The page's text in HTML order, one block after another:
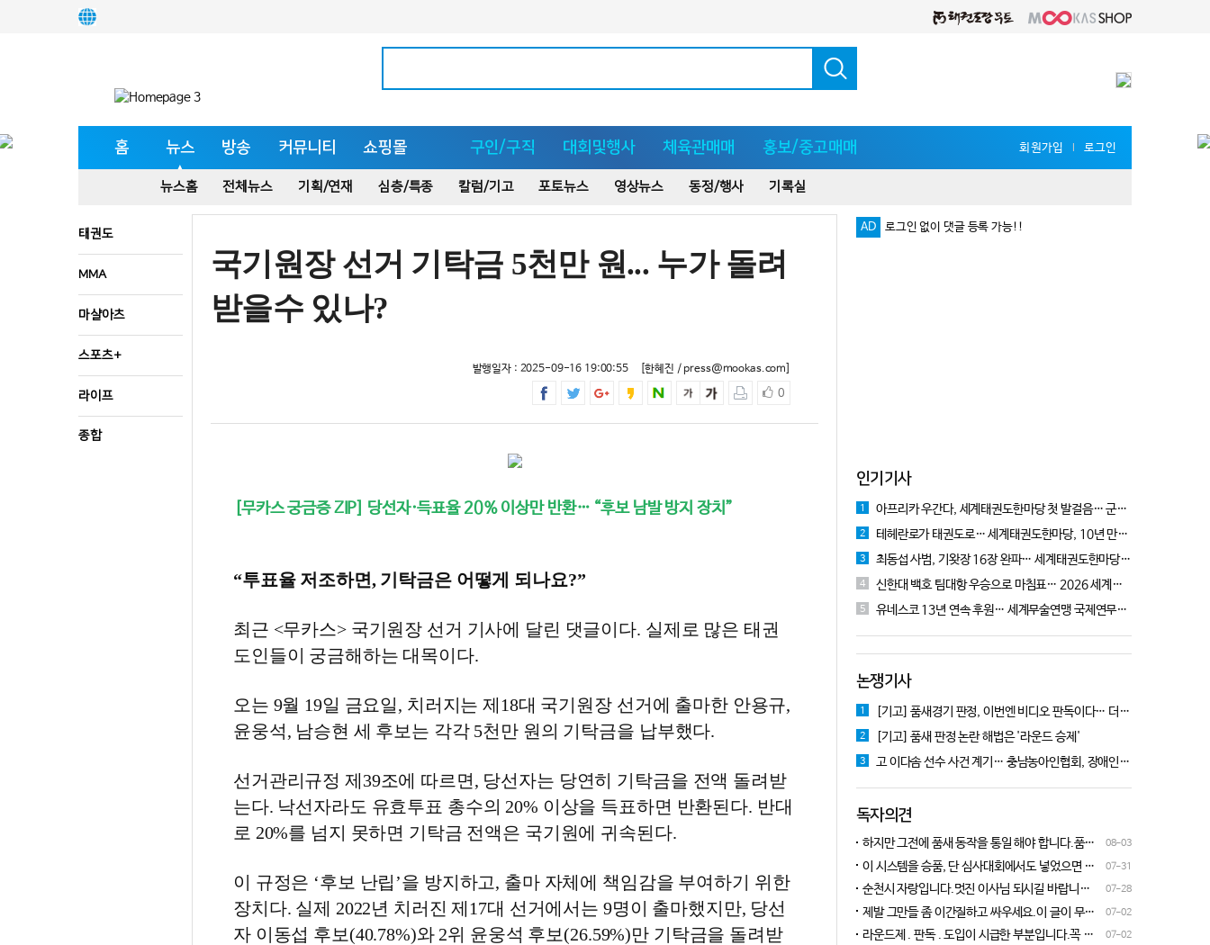
홈 뉴스 방송 커뮤니티 쇼핑몰 구인/구직 대회및행사 체육관매매 홍보/중고매매 회원가입 l 로그인
뉴스홈 전체뉴스 기획/연재 심층/특종 칼럼/기고 포토뉴스 영상뉴스 동정/행사 기록실
태권도
MMA
마샬아츠
스포츠+
라이프
종합
국기원장 선거 기탁금 5천만 원... 누가 돌려
받을수 있나?
발행일자 : 2025-09-16 19:00:55 [한혜진 / press@mookas.com]
0
[무카스 궁금증 ZIP] 당선자·득표율 20% 이상만 반환… “후보 남발 방지 장치”
“투표율 저조하면, 기탁금은 어떻게 되나요?”
최근 <무카스> 국기원장 선거 기사에 달린 댓글이다. 실제로 많은 태권
도인들이 궁금해하는 대목이다.
오는 9월 19일 금요일, 치러지는 제18대 국기원장 선거에 출마한 안용규,
윤웅석, 남승현 세 후보는 각각 5천만 원의 기탁금을 납부했다.
선거관리규정 제39조에 따르면, 당선자는 당연히 기탁금을 전액 돌려받
는다. 낙선자라도 유효투표 총수의 20% 이상을 득표하면 반환된다. 반대
로 20%를 넘지 못하면 기탁금 전액은 국기원에 귀속된다.
이 규정은 ‘후보 난립’을 방지하고, 출마 자체에 책임감을 부여하기 위한
장치다. 실제 2022년 치러진 제17대 선거에서는 9명이 출마했지만, 당선
자 이동섭 후보(40.78%)와 2위 윤웅석 후보(26.59%)만 기탁금을 돌려받
AD 다양한 지식 공유를 원한다면 '무카스 세미나'
인기기사
1 아프리카 우간다, 세계태권도한마당 첫 발걸음… 군의관 콘데 "잊지 못할 경험"
2 테헤란로가 태권도로… 세계태권도한마당, 10년 만에 국기원서 개막!
3 최동섭 사범, 기왓장 16장 완파… 세계태권도한마당 주먹격파 우승
4 신한대 백호 팀대항 우승으로 마침표… 2026 세계태권도한마당 폐막
5 유네스코 13년 연속 후원… 세계무술연맹 국제연무대회 10월 충주서 개막
논쟁기사
1 [기고] 품새경기 판정, 이번엔 비디오 판독이다… 더 이상 미룰 수 없다
2 [기고] 품새 판정 논란 해법은 '라운드 승제'
3 고 이다솜 선수 사건 계기… 충남농아인협회, 장애인체육 제도개선 9개 정책 제안
독자의견
08-03
하지만 그전에 품새 동작을 통일 해야 합니다.품새
심판 교육에 여러번 참석 했었는데, 강사 마다 동작
할수가 없습니다.하루빨리 강사들이 함께 모여 동
작을 통일 시켜야지 안그러면 항상 분쟁이 생깁니
다.
07-31
이 시스템을 승품, 단 심사대회에서도 넣었으면 좋
겠네요.심사위원들이 일부러 불합격시키고, 이 부
했는데, 번복이 안된답니다.ㅋㅋㅋㅋㅋ 심사위원들
눈이 전부 달라서, 이렇다, 저렇다 말을 할수가 없다
07-28
순천시 자랑입니다.멋진 이사님 되시길 바랍니다
^^♡
07-02
제발 그만들 좀 이간질하고 싸우세요.이 글이 무엇
이 문제인가요?무엇을 얘기하려는지 의도가 무엇
07-02
라운드제 . 판독 . 도입이 시급한 부분입니다.꼭 승